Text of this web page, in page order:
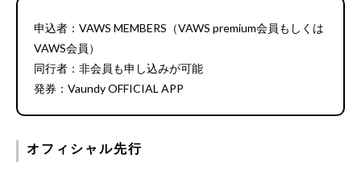
申込者：VAWS MEMBERS（VAWS premium会員もしくは
VAWS会員）
同行者：非会員も申し込みが可能
発券：Vaundy OFFICIAL APP
オフィシャル先行